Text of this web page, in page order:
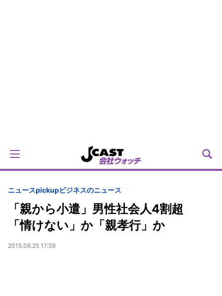
ニュースpickupビジネスのニュース
「親から小遣」男性社会人4割超
「情けない」か「親孝行」か
2015.06.25 17:59